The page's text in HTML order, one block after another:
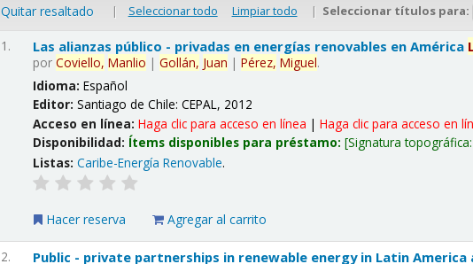
Quitar resaltado | Seleccionar todo Limpiar todo | Seleccionar títulos para:
1. Las alianzas público - privadas en energías renovables en América
porCoviello, Manlio |Gollán, Juan |Pérez, Miguel.
Idioma:Español
Editor:Santiago de Chile: CEPAL, 2012
Acceso en línea:Haga clic para acceso en línea |Haga clic para acceso en
Disponibilidad: Ítems disponibles para préstamo: Signatura
Listas: Caribe-Energía Renovable.
Hacer reserva Agregar al carrito
2. Public - private partnerships in renewable energy in Latin America